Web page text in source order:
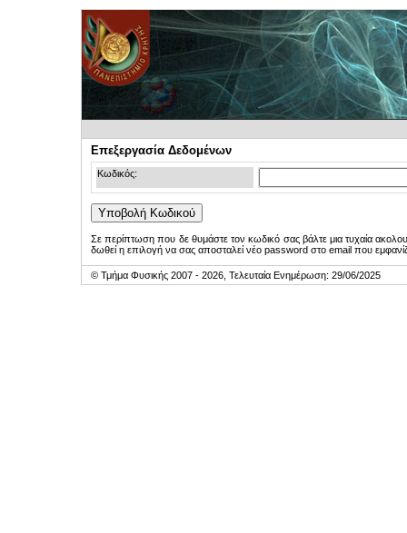
Επεξεργασία Δεδομένων
Κωδικός:
Σε περίπτωση που δε θυμάστε τον κωδικό σας βάλτε μια τυχαία
δωθεί η επιλογή να σας αποσταλεί νέο password στο email που
© Τμήμα Φυσικής 2007 - 2026, Τελευταία Ενημέρωση: 29/06/2025